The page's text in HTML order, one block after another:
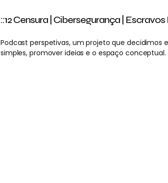
::12 Censura | Cibersegurança |
Podcast perspetivas, um projeto que decidimos
simples, promover ideias e o espaço conceptual.